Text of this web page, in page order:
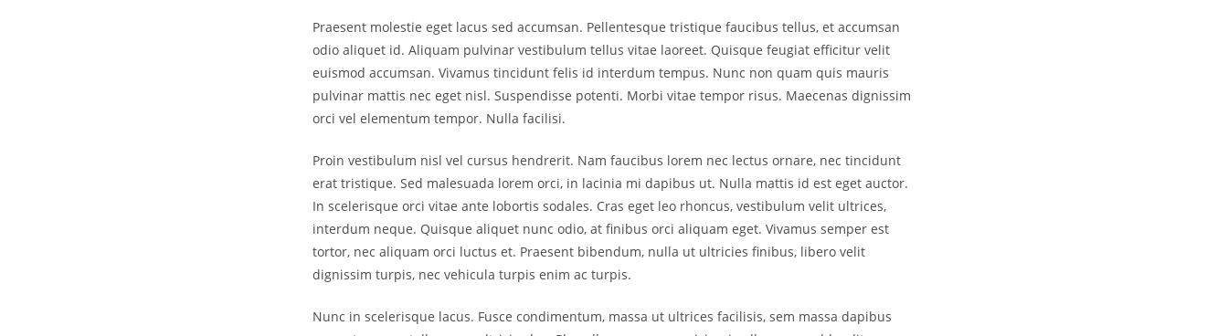
Praesent molestie eget lacus sed accumsan. Pellentesque tristique faucibus tellus, et accumsan
odio aliquet id. Aliquam pulvinar vestibulum tellus vitae laoreet. Quisque feugiat efficitur velit
euismod accumsan. Vivamus tincidunt felis id interdum tempus. Nunc non quam quis mauris
pulvinar mattis nec eget nisl. Suspendisse potenti. Morbi vitae tempor risus. Maecenas dignissim
orci vel elementum tempor. Nulla facilisi.
Proin vestibulum nisl vel cursus hendrerit. Nam faucibus lorem nec lectus ornare, nec tincidunt
erat tristique. Sed malesuada lorem orci, in lacinia mi dapibus ut. Nulla mattis id est eget auctor.
In scelerisque orci vitae ante lobortis sodales. Cras eget leo rhoncus, vestibulum velit ultrices,
interdum neque. Quisque aliquet nunc odio, at finibus orci aliquam eget. Vivamus semper est
tortor, nec aliquam orci luctus et. Praesent bibendum, nulla ut ultricies finibus, libero velit
dignissim turpis, nec vehicula turpis enim ac turpis.
Nunc in scelerisque lacus. Fusce condimentum, massa ut ultrices facilisis, sem massa dapibus